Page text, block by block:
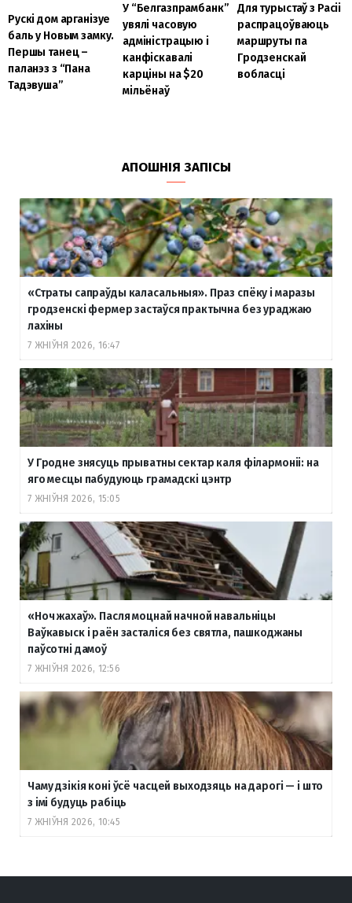
Рускі дом арганізуе
баль у Новым замку.
Першы танец –
паланэз з “Пана
Тадэвуша”
У “Белгазпрамбанк”
увялі часовую
адміністрацыю і
канфіскавалі
карціны на $20
мільёнаў
Для турыстаў з Расіі
распрацоўваюць
маршруты па
Гродзенскай
вобласці
АПОШНІЯ ЗАПІСЫ
«Страты сапраўды каласальныя». Праз спёку і маразы
гродзенскі фермер застаўся практычна без ураджаю
лахіны
7 ЖНІЎНЯ 2026, 16:47
У Гродне знясуць прыватны сектар каля філармоніі: на
яго месцы пабудуюць грамадскі цэнтр
7 ЖНІЎНЯ 2026, 15:05
«Ноч жахаў». Пасля моцнай начной навальніцы
Ваўкавыск і раён засталіся без святла, пашкоджаны
паўсотні дамоў
7 ЖНІЎНЯ 2026, 12:56
Чаму дзікія коні ўсё часцей выходзяць на дарогі — і што
з імі будуць рабіць
7 ЖНІЎНЯ 2026, 10:45